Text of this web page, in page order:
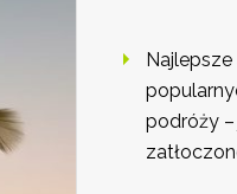
podróży –